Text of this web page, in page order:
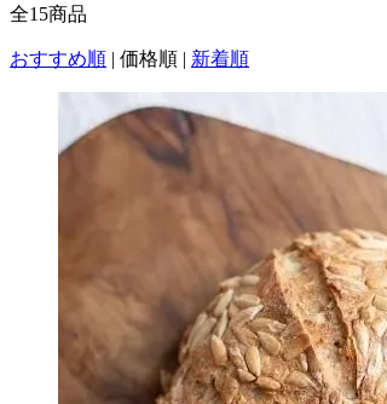
全15商品
おすすめ順 | 価格順 | 新着順